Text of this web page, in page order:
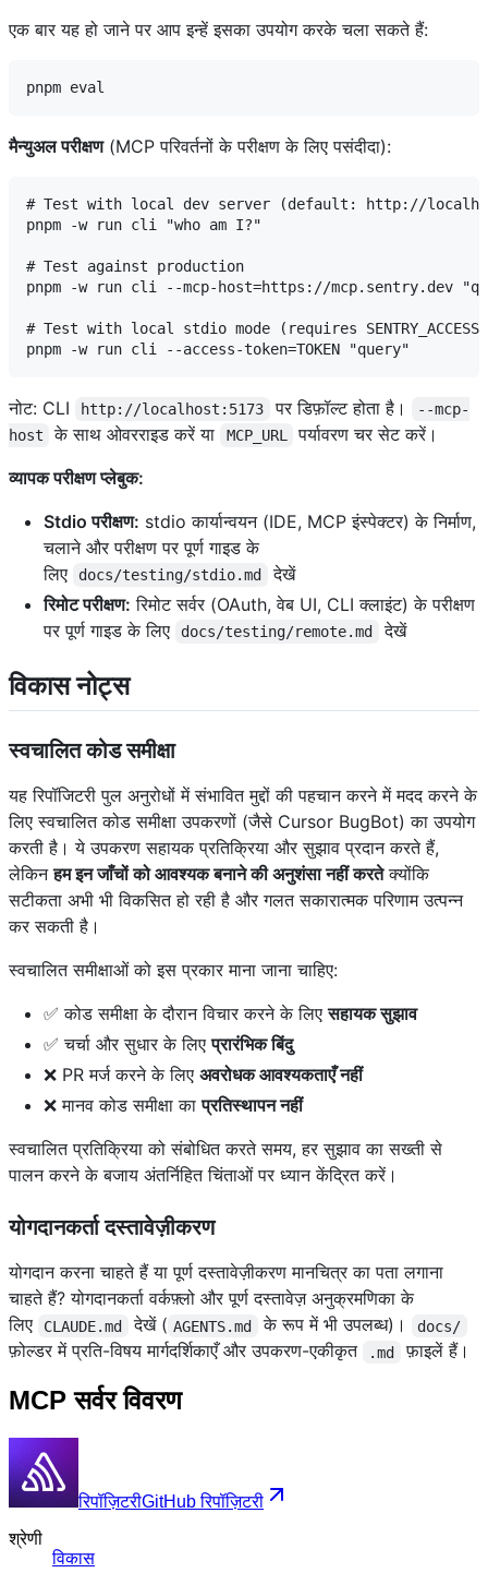
एक बार यह हो जाने पर आप इन्हें इसका उपयोग करके चला सकते हैं:
मैन्युअल परीक्षण(MCP परिवर्तनों के परीक्षण के लिए पसंदीदा):
# Test with local dev server (default: http://
pnpm -w run cli "who am I?"
# Test against production
pnpm -w run cli --mcp-host=https://mcp.sentry.dev
# Test with local stdio mode (requires
नोट: CLI http://localhost:5173 पर डिफ़ॉल्ट होता है।
--mcp-
host
के साथ ओवरराइड करें या MCP_URL
पर्यावरण चर सेट करें।
व्यापक परीक्षण प्लेबुक:
Stdio परीक्षण: stdio कार्यान्वयन (IDE, MCP इंस्पेक्टर) के निर्माण,
चलाने और परीक्षण पर पूर्ण गाइड के
लिए
docs/testing/stdio.md
देखें
रिमोट परीक्षण: रिमोट सर्वर (OAuth, वेब UI, CLI क्लाइंट) के परीक्षण
पर पूर्ण गाइड के लिए
docs/testing/remote.md देखें
विकास नोट्स
स्वचालित कोड समीक्षा
यह रिपॉजिटरी पुल अनुरोधों में संभावित मुद्दों की पहचान करने में मदद करने के
लिए स्वचालित कोड समीक्षा उपकरणों (जैसे Cursor BugBot) का उपयोग
करती है। ये उपकरण सहायक प्रतिक्रिया और सुझाव प्रदान करते हैं,
लेकिनहम इन जाँचों को आवश्यक बनाने की अनुशंसा नहीं करतेक्योंकि
सटीकता अभी भी विकसित हो रही है और गलत सकारात्मक परिणाम उत्पन्न
कर सकती है।
स्वचालित समीक्षाओं को इस प्रकार माना जाना चाहिए:
✅ कोड समीक्षा के दौरान विचार करने के लिएसहायक सुझाव
✅ चर्चा और सुधार के लिएप्रारंभिक बिंदु
❌ PR मर्ज करने के लिए अवरोधक आवश्यकताएँ नहीं
❌ मानव कोड समीक्षा काप्रतिस्थापन नहीं
स्वचालित प्रतिक्रिया को संबोधित करते समय, हर सुझाव का सख्ती से
पालन करने के बजाय अंतर्निहित चिंताओं पर ध्यान केंद्रित करें।
योगदानकर्ता दस्तावेज़ीकरण
योगदान करना चाहते हैं या पूर्ण दस्तावेज़ीकरण मानचित्र का पता लगाना
चाहते हैं? योगदानकर्ता वर्कफ़्लो और पूर्ण दस्तावेज़ अनुक्रमणिका के
लिए
CLAUDE.md देखें ( AGENTS.md के रूप में भी उपलब्ध)। docs/
फ़ोल्डर में प्रति-विषय मार्गदर्शिकाएँ और उपकरण-एकीकृत .md फ़ाइलें हैं।
MCP सर्वर विवरण
रिपॉज़िटरीGitHub रिपॉज़िटरी
श्रेणी
विकास